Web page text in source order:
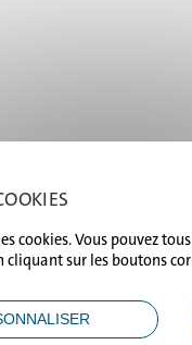
cookies. Vous pouvez
cliquant sur les boutons